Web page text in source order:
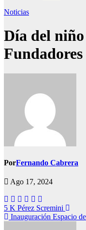
Noticias
Día del niño
Fundadores
PorFernando Cabrera
Ago 17, 2024
Navegación
de
5 K Pérez Scremini
Inauguración Espacio